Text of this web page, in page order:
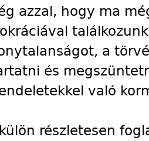
azzal, hogy ma
a
és
való
részletesen